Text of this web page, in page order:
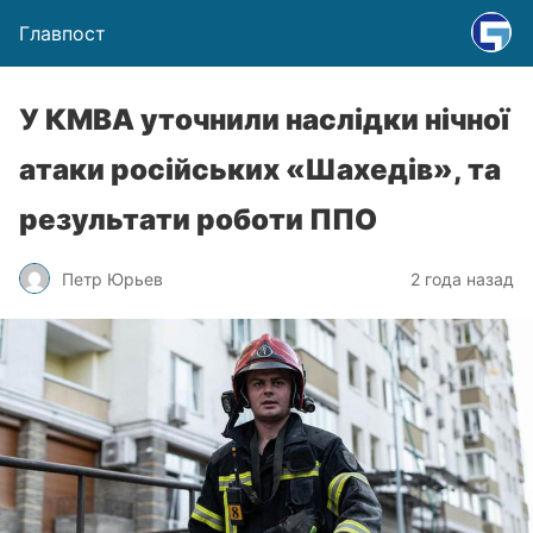
Главпост
У КМВА уточнили наслідки нічної
атаки російських «Шахедів», та
результати роботи ППО
Петр Юрьев 2 года назад